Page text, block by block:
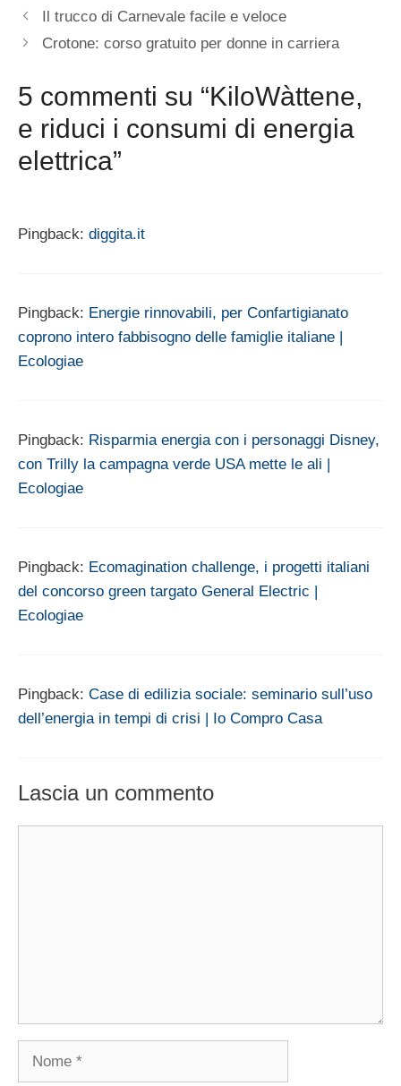
Il trucco di Carnevale facile e veloce
Crotone: corso gratuito per donne in carriera
5 commenti su “KiloWàttene,
e riduci i consumi di energia
elettrica”
Pingback: diggita.it
Pingback: Energie rinnovabili, per Confartigianato
coprono intero fabbisogno delle famiglie italiane |
Ecologiae
Pingback: Risparmia energia con i personaggi Disney,
con Trilly la campagna verde USA mette le ali |
Ecologiae
Pingback: Ecomagination challenge, i progetti italiani
del concorso green targato General Electric |
Ecologiae
Pingback: Case di edilizia sociale: seminario sull’uso
dell’energia in tempi di crisi | Io Compro Casa
Lascia un commento
Nome